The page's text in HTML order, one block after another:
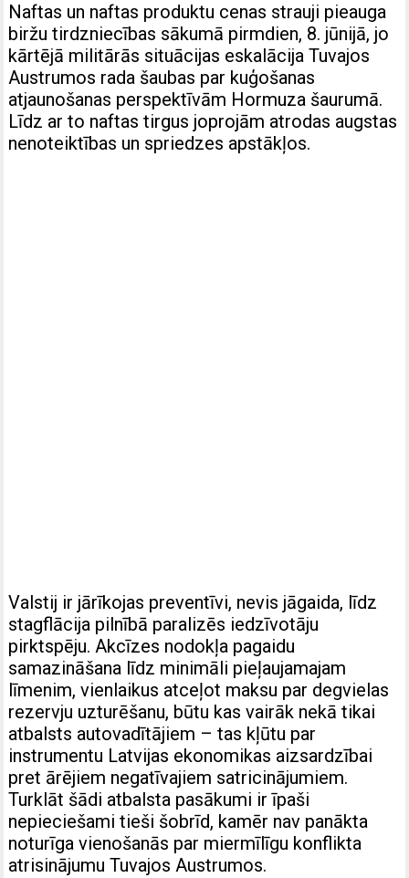
Naftas un naftas produktu cenas strauji pieauga
biržu tirdzniecības sākumā pirmdien, 8. jūnijā, jo
kārtējā militārās situācijas eskalācija Tuvajos
Austrumos rada šaubas par kuģošanas
atjaunošanas perspektīvām Hormuza šaurumā.
Līdz ar to naftas tirgus joprojām atrodas augstas
nenoteiktības un spriedzes apstākļos.
Valstij ir jārīkojas preventīvi, nevis jāgaida, līdz
stagflācija pilnībā paralizēs iedzīvotāju
pirktspēju. Akcīzes nodokļa pagaidu
samazināšana līdz minimāli pieļaujamajam
līmenim, vienlaikus atceļot maksu par degvielas
rezervju uzturēšanu, būtu kas vairāk nekā tikai
atbalsts autovadītājiem – tas kļūtu par
instrumentu Latvijas ekonomikas aizsardzībai
pret ārējiem negatīvajiem satricinājumiem.
Turklāt šādi atbalsta pasākumi ir īpaši
nepieciešami tieši šobrīd, kamēr nav panākta
noturīga vienošanās par miermīlīgu konflikta
atrisinājumu Tuvajos Austrumos.